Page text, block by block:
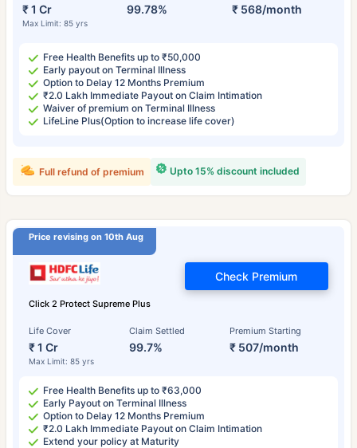
₹ 1 Cr
Max Limit: 85 yrs
99.78% ₹ 568/month
Free Health Benefits up to ₹50,000
Early payout on Terminal Illness
Option to Delay 12 Months Premium
₹2.0 Lakh Immediate Payout on Claim Intimation
Waiver of premium on Terminal Illness
LifeLine Plus(Option to increase life cover)
Upto 15% discount included
Full refund of premium
Price revising on 10th Aug
Click 2 Protect Supreme Plus
Life Cover
₹ 1 Cr
Max Limit: 85 yrs
Claim Settled
99.7%
Premium Starting
₹ 507/month
Check Premium
Free Health Benefits up to ₹63,000
Early Payout on Terminal Illness
Option to Delay 12 Months Premium
₹2.0 Lakh Immediate Payout on Claim Intimation
Extend your policy at Maturity